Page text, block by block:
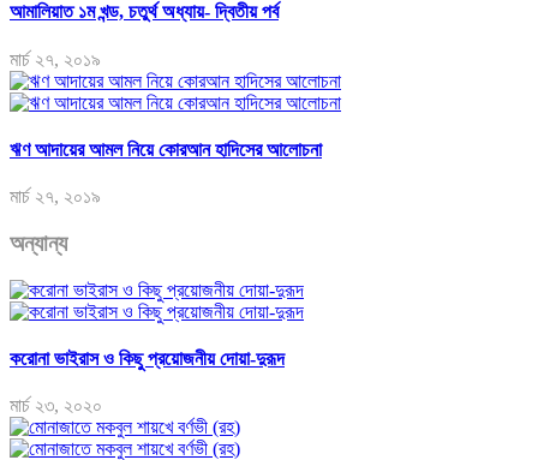
আমালিয়াত ১ম খন্ড, চতুর্থ অধ্যায়- দ্বিতীয় পর্ব
মার্চ ২৭, ২০১৯
ঋণ আদায়ের আমল নিয়ে কোরআন হাদিসের আলোচনা
মার্চ ২৭, ২০১৯
অন্যান্য
করোনা ভাইরাস ও কিছু প্রয়োজনীয় দোয়া-দুরূদ
মার্চ ২৩, ২০২০